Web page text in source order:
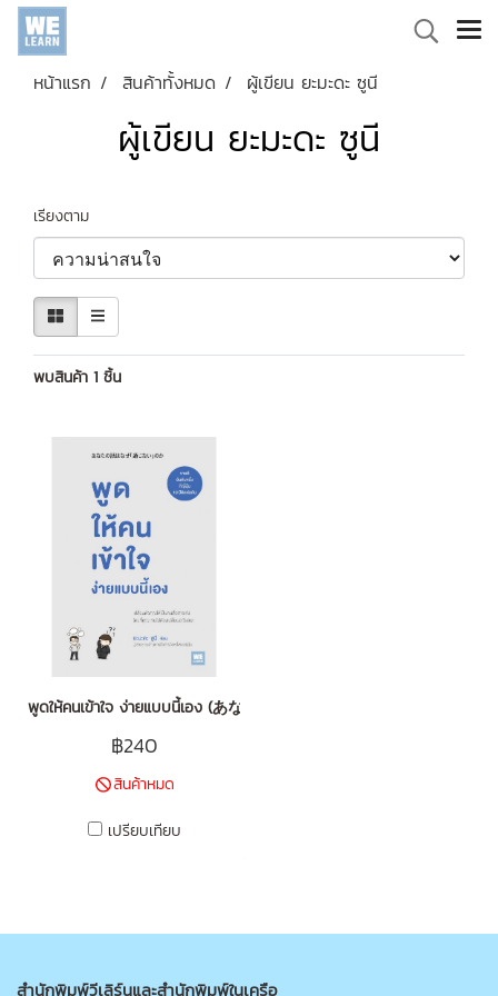
หน้าแรก สินค้าทั้งหมด ผู้เขียน ยะมะดะ ซูนี
ผู้เขียน ยะมะดะ ซูนี
เรียงตาม
พบสินค้า 1 ชิ้น
พูดให้คนเข้าใจ ง่ายแบบนี้เอง (あなたの話はなぜ「通じない」のか)
฿240
สินค้าหมด
เปรียบเทียบ
สำนักพิมพ์วีเลิร์นและสำนักพิมพ์ในเครือ